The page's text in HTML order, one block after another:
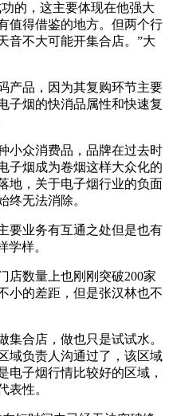
的，这主要体现在他强大
值得借鉴的地方。但两个行
音不大可能开集合店。”大
产品，因为其复购环节主要
子烟的快消品属性和快速复
小众消费品，品牌在过去时
子烟成为卷烟这样大众化的
地，关于电子烟行业的负面
终无法消除。
要业务有互通之处但是也有
学样。
店数量上也刚刚突破200家
小的差距，但是张汉林也不
集合店，做也只是试试水。
域负责人沟通过了，该区域
电子烟行情比较好的区域，
表性。